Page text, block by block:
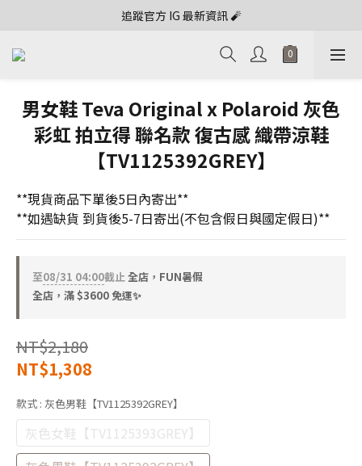
追蹤官方 IG 最新資訊 🧨
男女鞋 Teva Original x Polaroid 灰色
彩虹 拍立得 聯名款 復古感 織帶涼鞋
【TV1125392GREY】
**現貨商品下單後5日內寄出**
**如遇缺貨 到貨後5-7日寄出(不包含假日與國定假日)**
至08/31 04:00截止全店，FUN暑假
全店，滿 $3600 免運✨
NT$2,180
NT$1,308
款式 : 灰色男鞋【TV1125392GREY】
灰色女鞋【TV1125393GREY】